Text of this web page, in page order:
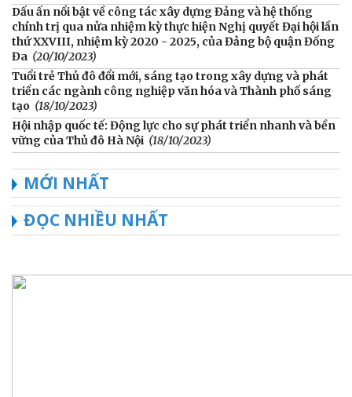
Dấu ấn nổi bật về công tác xây dựng Đảng và hệ thống
chính trị qua nửa nhiệm kỳ thực hiện Nghị quyết Đại hội lần
thứ XXVIII, nhiệm kỳ 2020 - 2025, của Đảng bộ quận Đống
Đa (20/10/2023)
Tuổi trẻ Thủ đô đổi mới, sáng tạo trong xây dựng và phát
triển các ngành công nghiệp văn hóa và Thành phố sáng
tạo (18/10/2023)
Hội nhập quốc tế: Động lực cho sự phát triển nhanh và bền
vững của Thủ đô Hà Nội (18/10/2023)
MỚI NHẤT
ĐỌC NHIỀU NHẤT